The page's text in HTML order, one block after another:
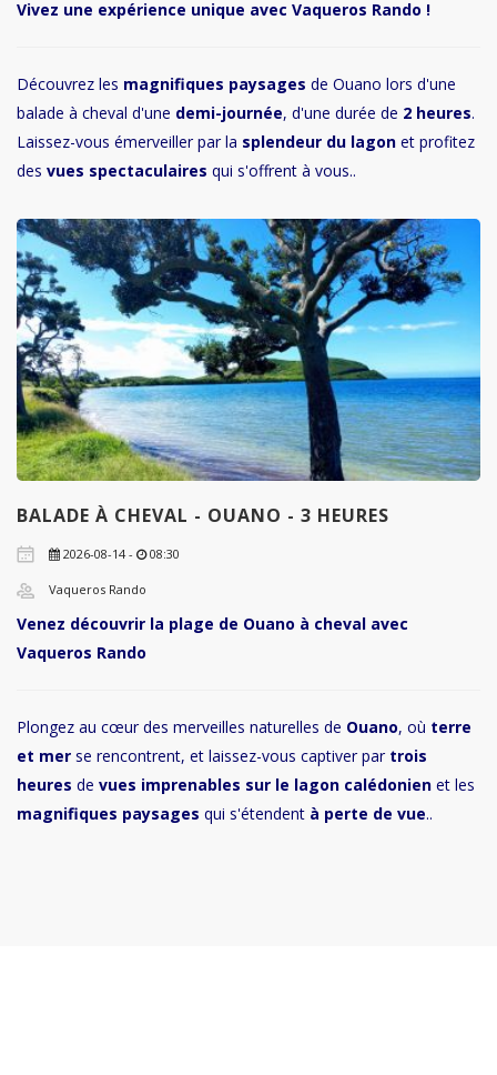
Vivez une expérience unique avec Vaqueros Rando !
Découvrez les magnifiques paysages de Ouano lors d'une
balade à cheval d'une demi-journée, d'une durée de 2 heures.
Laissez-vous émerveiller par la splendeur du lagon et profitez
des vues spectaculaires qui s'offrent à vous..
BALADE À CHEVAL - OUANO - 3 HEURES
2026-08-14 - 08:30
Vaqueros Rando
Venez découvrir la plage de Ouano à cheval avec
Vaqueros Rando
Plongez au cœur des merveilles naturelles de Ouano, où terre
et mer se rencontrent, et laissez-vous captiver partrois
heures de vues imprenables sur le lagon calédonien et les
magnifiques paysages qui s'étendent à perte de vue..